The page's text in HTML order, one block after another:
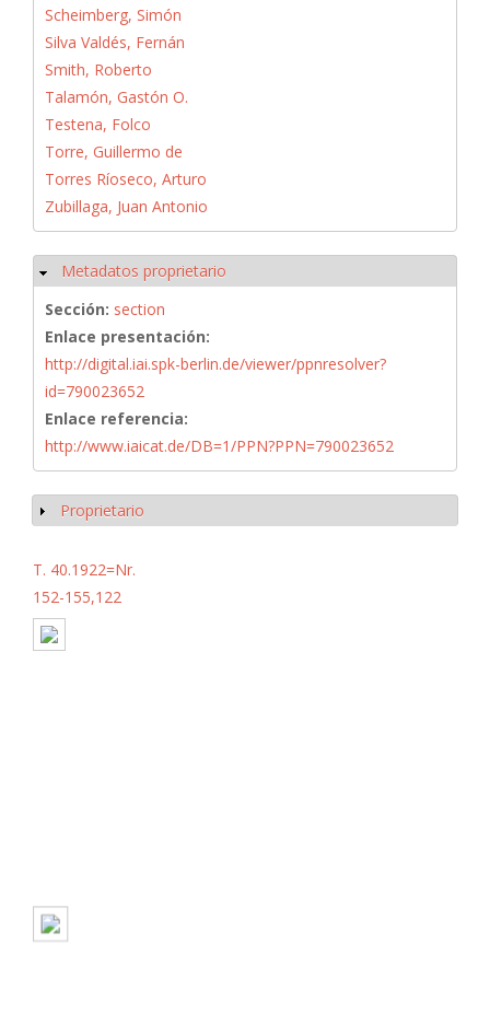
Scheimberg, Simón
Silva Valdés, Fernán
Smith, Roberto
Talamón, Gastón O.
Testena, Folco
Torre, Guillermo de
Torres Ríoseco, Arturo
Zubillaga, Juan Antonio
Ocultar
Metadatos proprietario
Sección: section
Enlace presentación:
http://digital.iai.spk-berlin.de/viewer/ppnresolver?
id=790023652
Enlace referencia:
http://www.iaicat.de/DB=1/PPN?PPN=790023652
Mostrar
Proprietario
T. 40.1922=Nr.
152-155,122